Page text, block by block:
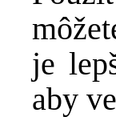
je
aby